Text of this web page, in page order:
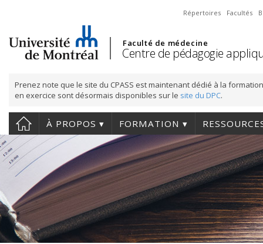
Répertoires Facultés
Faculté de médecine
Centre de pédagogie
Prenez note que le site du CPASS est maintenant dédié à la
en exercice sont désormais disponibles sur le site du DPC.
À PROPOS FORMATION